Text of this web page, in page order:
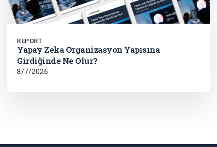
REPORT
Yapay Zeka Organizasyon Yapısına
Girdiğinde Ne Olur?
8/7/2026